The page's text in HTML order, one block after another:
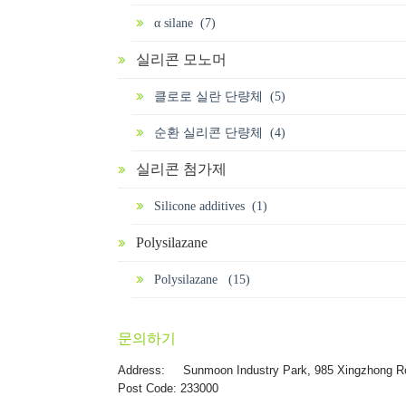
α silane (7)
실리콘 모노머
클로로 실란 단량체 (5)
순환 실리콘 단량체 (4)
실리콘 첨가제
Silicone additives (1)
Polysilazane
Polysilazane (15)
문의하기
Address: Sunmoon Industry Park, 985 Xingzhong
Post Code: 233000